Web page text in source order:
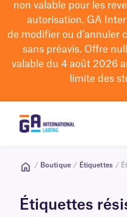
non valable pour les
autorisation. GA
de modifierou d’annuler
sans préavis. Offre
valable du 4 août 2026
limite des
/ Boutique / Étiquettes /
Étiquettes